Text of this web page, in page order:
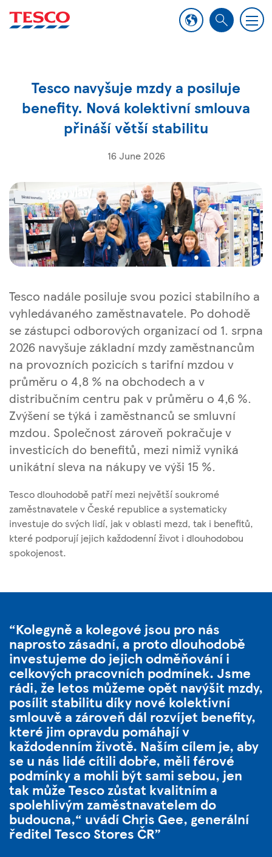
S
c
M
e
Tesco navyšuje mzdy a posiluje
benefity. Nová kolektivní smlouva
přináší větší stabilitu
16 June 2026
Tesco nadále posiluje svou pozici stabilního a
vyhledávaného zaměstnavatele. Po dohodě
se zástupci odborových organizací od 1. srpna
2026 navyšuje základní mzdy zaměstnancům
na provozních pozicích s tarifní mzdou v
průměru o 4,8 % na obchodech a v
distribučním centru pak v průměru o 4,6 %.
Zvýšení se týká i zaměstnanců se smluvní
mzdou. Společnost zároveň pokračuje v
investicích do benefitů, mezi nimiž vyniká
unikátní sleva na nákupy ve výši 15 %.
Tesco dlouhodobě patří mezi největší soukromé
zaměstnavatele v České republice a systematicky
investuje do svých lidí, jak v oblasti mezd, tak i benefitů,
které podporují jejich každodenní život i dlouhodobou
spokojenost.
Kolegyně a kolegové jsou pro nás
naprosto zásadní, a proto dlouhodobě
investujeme do jejich odměňování i
celkových pracovních podmínek. Jsme
rádi, že letos můžeme opět navýšit mzdy,
posílit stabilitu díky nové kolektivní
smlouvě a zároveň dál rozvíjet benefity,
které jim opravdu pomáhají v
každodenním životě. Naším cílem je, aby
se u nás lidé cítili dobře, měli férové
podmínky a mohli být sami sebou, jen
tak může Tesco zůstat kvalitním a
spolehlivým zaměstnavatelem do
budoucna,“ uvádíChris Gee, generální
ředitel Tesco Stores ČR